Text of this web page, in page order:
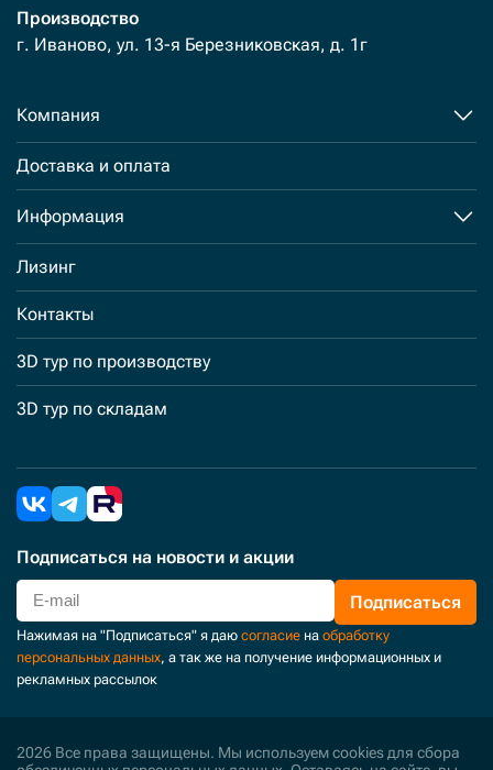
Производство
г. Иваново, ул. 13-я Березниковская, д. 1г
Компания
Доставка и оплата
Информация
Лизинг
Контакты
3D тур по производству
3D тур по складам
Подписаться на новости и акции
Подписаться
Нажимая на "Подписаться" я даю согласие на обработку
персональных данных, а так же на получение информационных и
рекламных рассылок
2026 Все права защищены. Мы используем cookies для сбора